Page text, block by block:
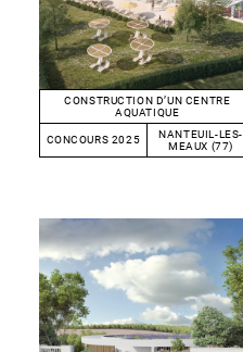
CONSTRUCTION D’UN CENTRE
AQUATIQUE
CONCOURS 2025
NANTEUIL-LES-
MEAUX (77)